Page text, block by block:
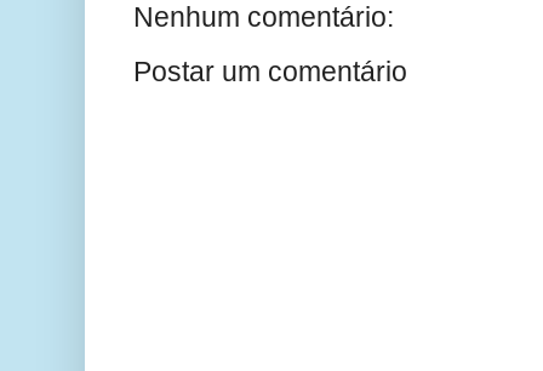
Nenhum comentário:
Postar um comentário